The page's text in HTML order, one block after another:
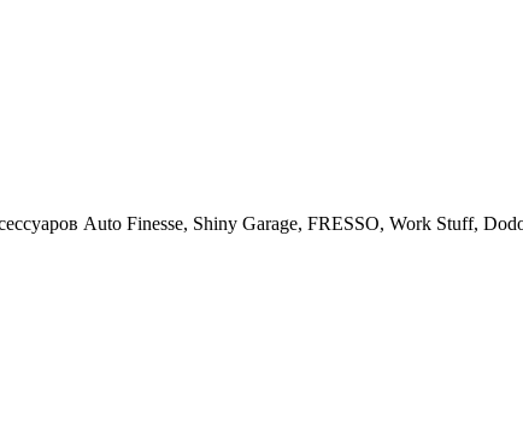
Auto Finesse, Shiny Garage, FRESSO, Work Stuff,